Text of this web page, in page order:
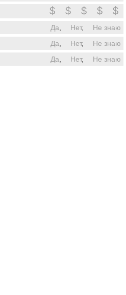
$ $ $ $ $
Да Нет,
Не знаю
Да Нет,
Не знаю
Да Нет, Не знаю